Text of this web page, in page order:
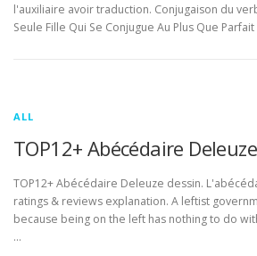
l'auxiliaire avoir traduction. Conjugaison du
Seule Fille Qui Se Conjugue Au Plus Que
ALL
TOP12+ Abécédaire
TOP12+ Abécédaire Deleuze dessin.
ratings & reviews explanation. A leftist
because being on the left has nothing to do
…